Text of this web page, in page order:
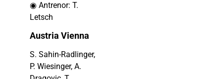
◉ Antrenor: T.
Letsch
Austria Vienna
S. Sahin-Radlinger,
P. Wiesinger, A.